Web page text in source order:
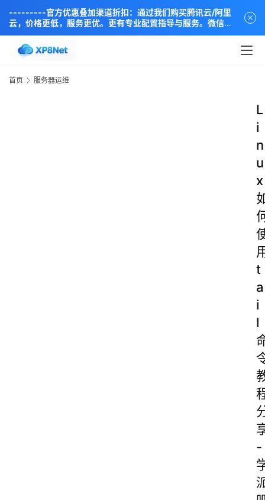
---------官方优惠叠加渠道折扣：通过我们购买腾讯云/阿里
云，价格更低，服务更优。更有专业配置指导与服务。微信同
步：18838889666----
首页 服务器运维
L
i
n
u
x
t
a
i
l
-